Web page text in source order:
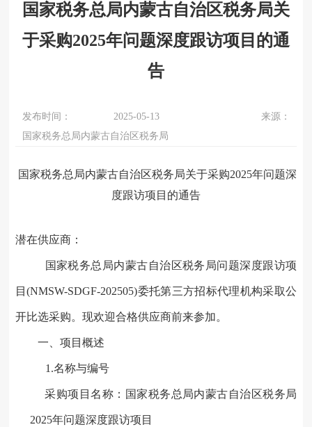
国家税务总局内蒙古自治区税务局关
于采购2025年问题深度跟访项目的通
告
发布时间： 2025-05-13
来源：
国家税务总局内蒙古自治区税务局
国家税务总局内蒙古自治区税务局关于采购2025年问题深
度跟访项目 的通告
潜在供应商：
国家税务总局内蒙古自治区税务局问题深度跟访项
目(NMSW-SDGF-202505)委托第三方招标代理机构采取公
开比选采购。现欢迎合格供应商前来参加。
一、项目概述
1.名称与编号
采购项目名称： 国家税务总局内蒙古自治区税务局
2025年问题深度跟访项 目